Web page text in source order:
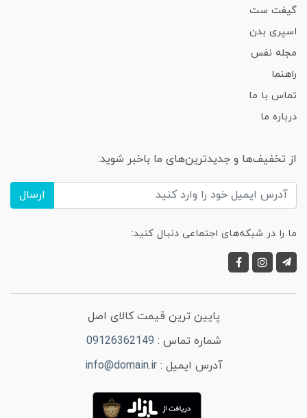
گیفت ست
اسپری بدن
مجله نفس
راهنما
تماس با ما
درباره ما
از تخفیف‌ها و جدیدترین‌های ما باخبر شوید:
ارسال
ما را در شبکه‌های اجتماعی دنبال کنید:
پایین ترین قیمت کالای اصل
شماره تماس : 09126362149
آدرس ایمیل :info@domain.ir